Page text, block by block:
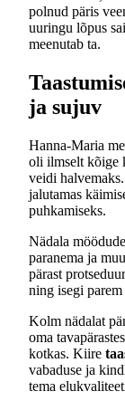
polnud päris
uuringu lõpus
meenutab ta.
ja sujuv
Hanna-Maria
oli ilmselt kõige
veidi
jalutamas
puhkamiseks.
Nädala
paranema ja
pärast
ning isegi
Kolm nädalat
oma
kotkas. Kiire
vabaduse ja
tema